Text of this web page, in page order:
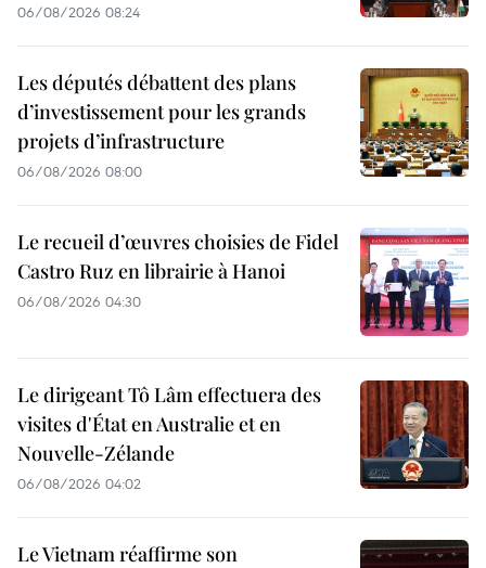
06/08/2026 08:24
Les députés débattent des plans
d’investissement pour les grands
projets d’infrastructure
06/08/2026 08:00
Le recueil d’œuvres choisies de Fidel
Castro Ruz en librairie à Hanoi
06/08/2026 04:30
Le dirigeant Tô Lâm effectuera des
visites d'État en Australie et en
Nouvelle-Zélande
06/08/2026 04:02
Le Vietnam réaffirme son